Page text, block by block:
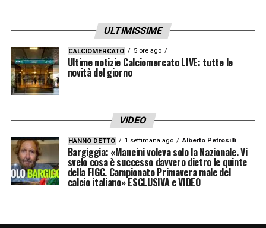
ULTIMISSIME
CALCIOMERCATO 5 ore ago
Ultime notizie Calciomercato LIVE: tutte le
novità del giorno
VIDEO
HANNO DETTO 1 settimana ago Alberto Petrosilli
Bargiggia: «Mancini voleva solo la Nazionale. Vi
svelo cosa è successo davvero dietro le quinte
della FIGC. Campionato Primavera male del
calcio italiano» ESCLUSIVA e VIDEO